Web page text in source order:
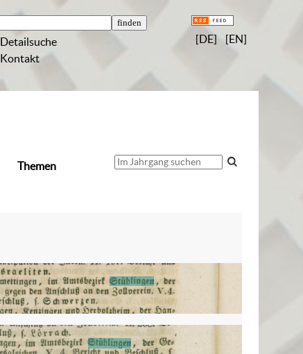
Detailsuche
Kontakt
[DE] [EN]
Themen